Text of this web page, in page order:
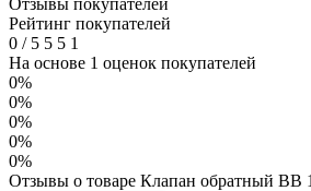
Рейтинг покупателей
0 /5 5 5 1
На основе 1 оценок покупателей
0%
0%
0%
0%
0%
Отзывы о товаре Клапан обратный ВВ